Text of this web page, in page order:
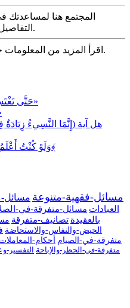
المجتمع هنا
التفاصيل وشارك ما توصلت إليه عبر البحث.
اقرأ المزيد من .
«حَتَّى تَغْتَسِلَ مِنْهُ اغْتِسَالَهَا مِنَ الْجَنَابَةِ»
هل آية (إِنَّمَا النَّسِيءُ
﴿وَلَوْ كُنْتُ أَعْلَمُ الْغَيْبَ لَاسْتَكْثَرْتُ مِنَ الْخَيْرِ﴾
مسائل-فقهية-متنوعة مسائل-
العبادات مسائل-متفرقة-في-
بالعقيدة تصانيف-متفرقة
الحيض-والنفاس-والاستحاضة
متفرقة-في-الصيام أحكام-المعاملات
متفرقة-في-الحظر-والإباحة التفسير-